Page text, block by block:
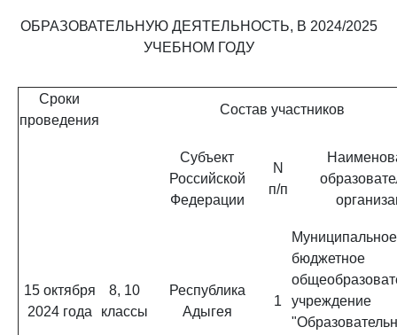
ОБРАЗОВАТЕЛЬНУЮ ДЕЯТЕЛЬНОСТЬ, В 2024/2025
УЧЕБНОМ ГОДУ
Сроки
проведения
Состав участников
Субъект
Российской
Федерации
N
п/п
15 октября
2024 года
8, 10
классы
Республика
Адыгея
1
Муниципальное
бюджетное
учреждение